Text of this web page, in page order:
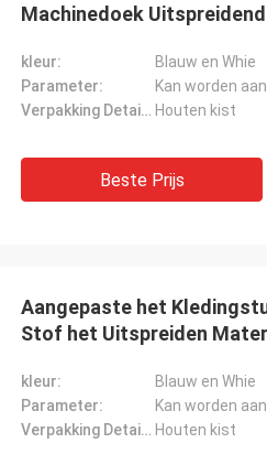
Machinedoek
kleur:
Blauw en Whie
Parameter:
Kan worden
Verpakking Details: Houten kist
Beste Prijs
Aangepaste het
Stof het Uitspreiden
kleur:
Blauw en Whie
Parameter:
Kan worden
Verpakking Details: Houten kist